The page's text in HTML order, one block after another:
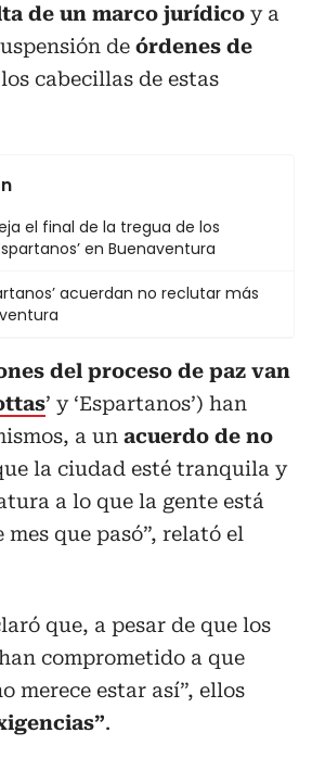
de un marco jurídico y a
de órdenes de
cabecillas de estas
el final de la tregua de los
en Buenaventura
acuerdan no reclutar más
del proceso de paz van
’ y ‘Espartanos’) han
a un acuerdo de no
la ciudad esté tranquila y
a lo que la gente está
que pasó”, relató el
que, a pesar de que los
comprometido a que
merece estar así”, ellos
.